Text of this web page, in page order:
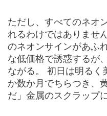
ただし、すべてのネオ
れるわけではありませ
のネオンサインがあふ
な低価格で誘惑するが
ながる。 初日は明るく
か数か月でちらつき、
だ」金属のスクラップ